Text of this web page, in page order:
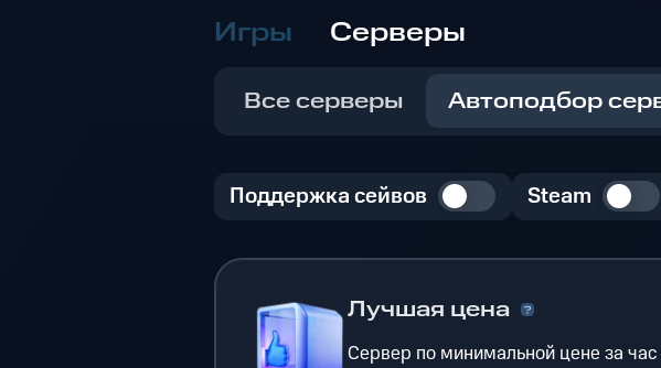
Игры Серверы
Все серверы Автоподбор
Поддержка сейвов Steam
Лучшая цена
Сервер по минимальной цене за час